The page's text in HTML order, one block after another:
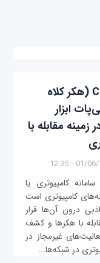
آموزش CEH (هکر کلاه
ابزار
زمینه مقابله با
01/06/
کامپیوتری یا
کامپیوتری است
درون آن‌ها قرار
با هکرها و کشف
غیرمجاز در
در شبکه‌ها...